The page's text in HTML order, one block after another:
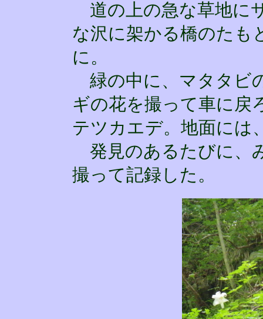
道の上の急な草地に
な沢に架かる橋のたも
に。
緑の中に、マタタビ
ギの花を撮って車に戻
テツカエデ。地面には
発見のあるたびに、
撮って記録した。